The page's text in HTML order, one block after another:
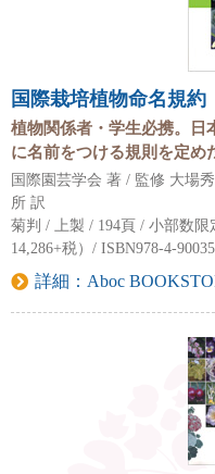
国際栽培植物命名規約
植物関係者・学生必携。日
に名前をつける規則を定め
国際園芸学会 著 / 監修 大場
所 訳
菊判 / 上製 / 194頁 / 小部数
14,286+税）/ ISBN978-4-
詳細：Aboc